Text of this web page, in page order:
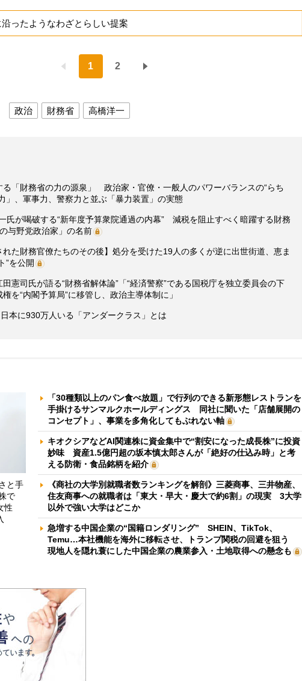
ったようなわざとらしい提案
1 2
政治 財務省 高橋洋一
る「財務省の力の源泉」 政治家・官僚・一般人のパワーバランスの“らち
」、軍事力、警察力と並ぶ「暴力装置」の実態
氏が喝破する“新年度予算衆院通過の内幕” 減税を阻止すべく暗躍する財務
与野党政治家」の名前
れた財務官僚たちのその後】処分を受けた19人の多くが逆に出世街道、恵ま
”を公開
憲司氏が語る“財務省解体論”「“経済警察”である国税庁を独立委員会の下
を“内閣予算局”に移管し、政治主導体制に」
本に930万人いる「アンダークラス」とは
と手
で
性
「30種類以上のパン食べ放題」で行列のできる新形態レストランを
手掛けるサンマルクホールディングス 同社に聞いた「店舗展開の
コンセプト」、事業を多角化してもぶれない軸
キオクシアなどAI関連株に資金集中で“割安になった成長株”に投資
妙味 資産1.5億円超の坂本慎太郎さんが「絶好の仕込み時」と考
える防衛・食品銘柄を紹介
《商社の大学別就職者数ランキングを解剖》三菱商事、三井物産、
住友商事への就職者は「東大・早大・慶大で約6割」の現実 3大学
以外で強い大学はどこか
急増する中国企業の“国籍ロンダリング” SHEIN、TikTok、
Temu…本社機能を海外に移転させ、トランプ関税の回避を狙う
現地人を隠れ蓑にした中国企業の農業参入・土地取得への懸念も